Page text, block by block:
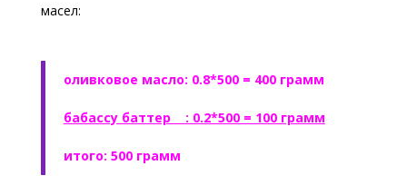
масел:
оливковое масло: 0.8*500 = 400 грамм
бабассу баттер : 0.2*500 = 100 грамм
итого: 500 грамм